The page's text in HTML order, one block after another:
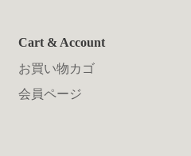
Cart & Account
お買い物カゴ
会員ページ